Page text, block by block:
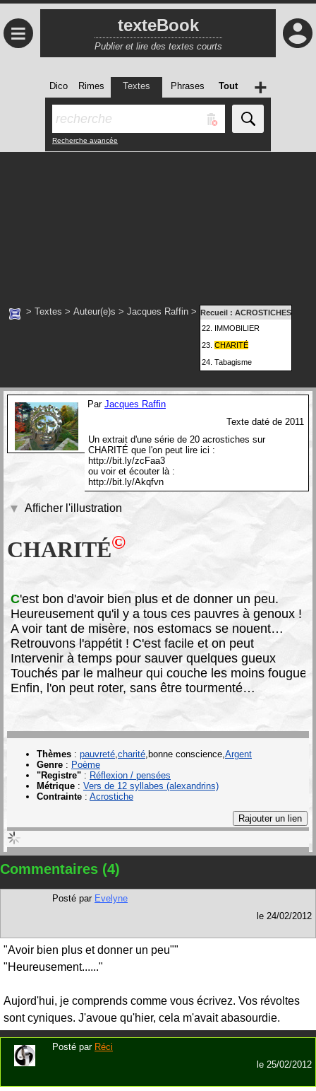
≡ texteBook
Publier et lire des textes courts
Dico Rimes Textes Phrases Tout
Recherche avancée
+
> Textes > Auteur(e)s > Jacques Raffin > Recueil : ACROSTICHES
22. IMMOBILIER
23. CHARITÉ
24. Tabagisme
Par Jacques Raffin
Texte daté de 2011
Un extrait d'une série de 20 acrostiches sur
CHARITÉ que l'on peut lire ici :
http://bit.ly/zcFaa3
ou voir et écouter là :
http://bit.ly/Akqfvn
Afficher l'illustration
CHARITÉ©
C'est bon d'avoir bien plus et de donner un peu.
Heureusement qu'il y a tous ces pauvres à genoux !
A voir tant de misère, nos estomacs se nouent…
Retrouvons l'appétit ! C'est facile et on peut
Intervenir à temps pour sauver quelques gueux
Touchés par le malheur qui couche les moins
Enfin, l'on peut roter, sans être tourmenté…
Thèmes : pauvreté charité bonne conscience Argent
Genre : Poème
"Registre" : Réflexion / pensées
Métrique : Vers de 12 syllabes (alexandrins)
Contrainte : Acrostiche
Commentaires (4)
Posté par Evelyne
le 24/02/2012
"Avoir bien plus et donner un peu""
"Heureusement......"
Aujord'hui, je comprends comme vous écrivez. Vos révoltes
sont cyniques. J'avoue qu'hier, cela m'avait abasourdie.
Posté par Réci
le 25/02/2012